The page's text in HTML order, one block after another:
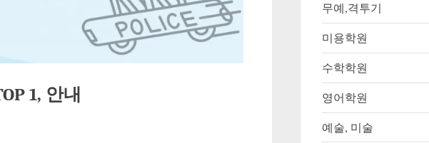
1, 안내
무예,격투기
미용학원
수학학원
영어학원
예술, 미술